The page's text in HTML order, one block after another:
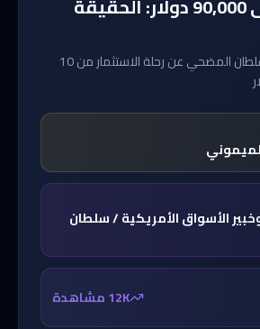
من 10,000 إلى 90,000 دولار: الحقيقة
الحقيقة كاملة مع سلطان المضحي عن رحلة الاستثمار من 10
الأسواق الأمريكية / سلطان
12K مشاهدة